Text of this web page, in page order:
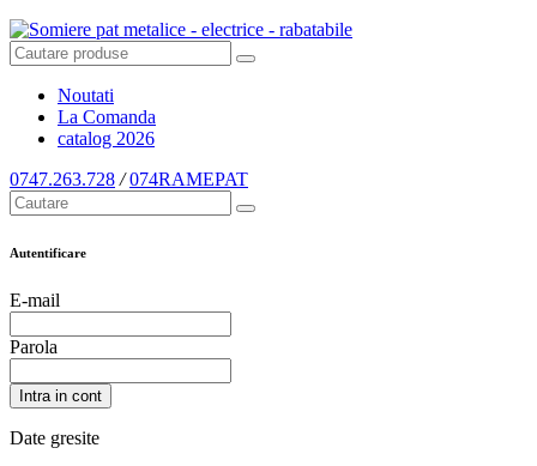
Noutati
La Comanda
catalog 2026
0747.263.728 / 074RAMEPAT
Autentificare
E-mail
Parola
Intra in cont
Date gresite